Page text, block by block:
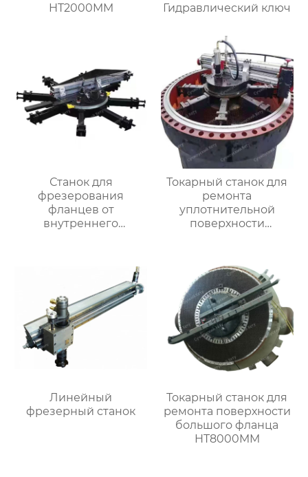
HT2000MM Гидравлический ключ
Станок для
фрезерования
фланцев от
внутреннего
Токарный станок для
ремонта
уплотнительной
поверхности
Линейный
фрезерный станок
Токарный станок для
ремонта поверхности
большого фланца
HT8000MM